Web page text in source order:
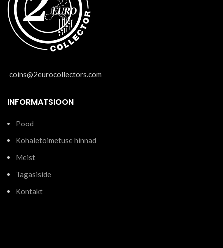
coins@2eurocollectors.com
INFORMATSIOON
Pood
Kohaletoimetuse hinnad
Meist
Tagasiside
Kontakt